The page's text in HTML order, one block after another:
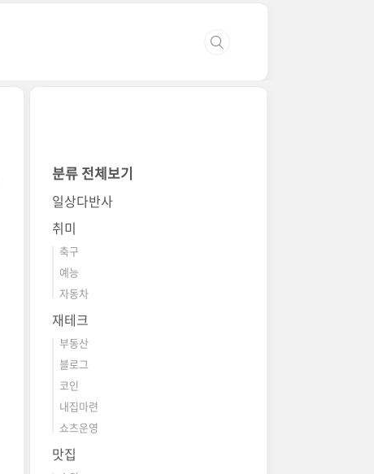
분류 전체보기
일상다반사
취미
축구
예능
자동차
재테크
부동산
블로그
코인
내집마련
쇼츠운영
맛집